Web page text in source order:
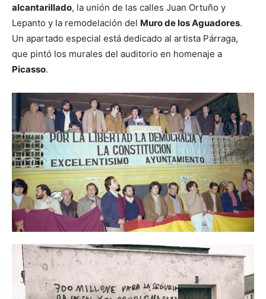
alcantarillado, la unión de las calles Juan Ortuño y
Lepanto y la remodelación del Muro de los Aguadores.
Un apartado especial está dedicado al artista Párraga,
que pintó los murales del auditorio en homenaje a
Picasso.